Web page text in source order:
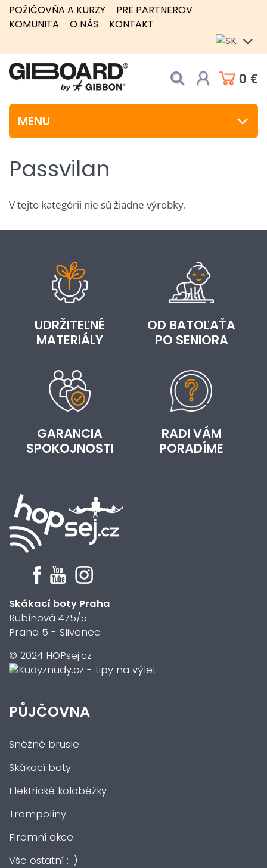
POŽIČOVŇA A KURZY
PRE PARTNEROV
KOMUNITA
O NÁS KONTAKT
0 €
MENU
Passvilan
V tejto kategórii nie sú žiadne výrobky.
UDRŽITEĽNÉ
MATERIÁLY
OD BATOĽAŤA
PO SENIORA
GARANCIA
SPOKOJNOSTI
RADI VÁM
PORADÍME
Skákací boty Praha
Rubínová 475/5
Praha 5 - Slivenec
© 2024 HOPsej.cz
PŮJČOVNA
Sněžné brusle
Skákací boty
Elektrické koloběžky
Trampolíny
Firemní akce
Vše ostatní :-)